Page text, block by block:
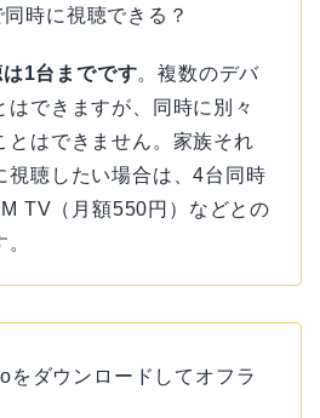
時に視聴できる？
1台までです。複数のデバ
はできますが、同時に別々
とはできません。家族それ
視聴したい場合は、4台同時
TV（月額550円）などとの
ダウンロードしてオフラ